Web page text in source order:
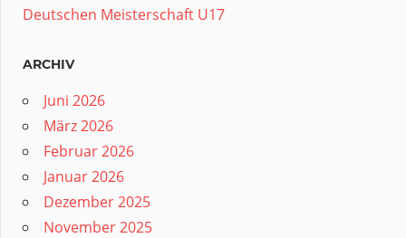
Deutschen Meisterschaft U17
ARCHIV
Juni 2026
März 2026
Februar 2026
Januar 2026
Dezember 2025
November 2025